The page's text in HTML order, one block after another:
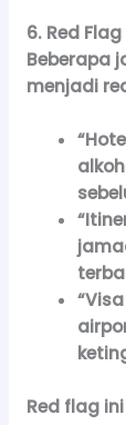
6. Red
Beberapa
menjadi
Red flag